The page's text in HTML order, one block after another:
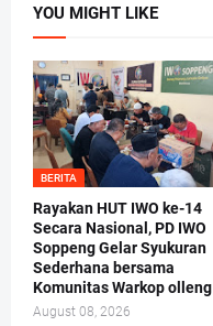
YOU MIGHT LIKE
BERITA
Rayakan HUT IWO ke-14
Secara Nasional, PD IWO
Soppeng Gelar Syukuran
Sederhana bersama
Komunitas Warkop olleng
August 08, 2026